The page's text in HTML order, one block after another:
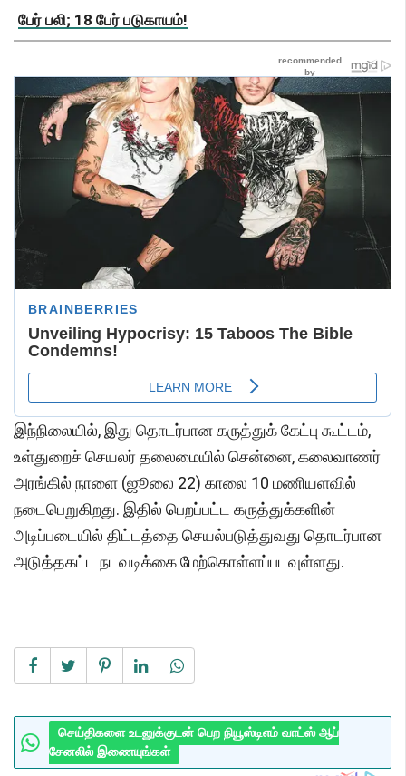
பேர் பலி; 18 பேர் படுகாயம்!
இந்நிலையில், இது தொடர்பான கருத்துக் கேட்பு கூட்டம்,
உள்துறைச் செயலர் தலைமையில் சென்னை, கலைவாணர்
அரங்கில் நாளை (ஜூலை 22) காலை 10 மணியளவில்
நடைபெறுகிறது. இதில் பெறப்பட்ட கருத்துக்களின்
அடிப்படையில் திட்டத்தை செயல்படுத்துவது தொடர்பான
அடுத்தகட்ட நடவடிக்கை மேற்கொள்ளப்படவுள்ளது.
செய்திகளை உடனுக்குடன் பெற நியூஸ்டிஎம் வாட்ஸ் ஆப்
சேனலில் இணையுங்கள்